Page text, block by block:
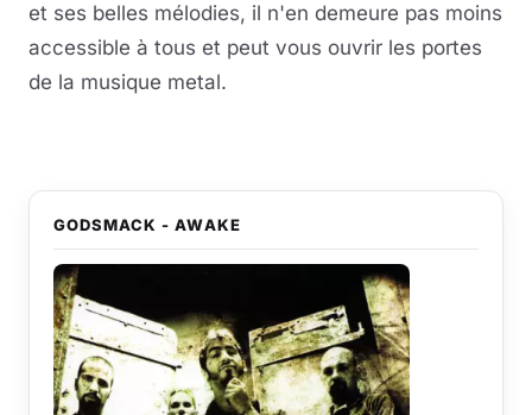
et ses belles mélodies, il n'en demeure pas moins
accessible à tous et peut vous ouvrir les portes
de la musique metal.
GODSMACK - AWAKE